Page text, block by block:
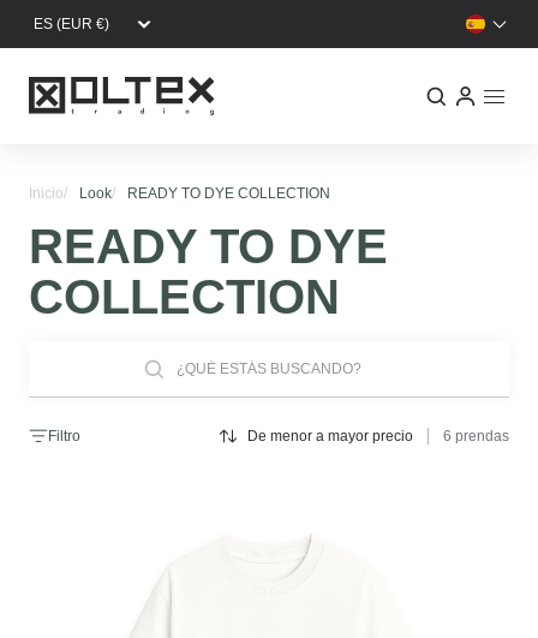
Pasar al contenido principal
Inicio Look READY TO DYE COLLECTION
READY TO DYE
COLLECTION
De menor a mayor precio 6 prendas
Filtro